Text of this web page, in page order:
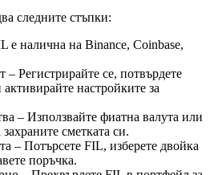
следните стъпки:
е налична на Binance, Coinbase,
– Регистрирайте се, потвърдете
настройките за
– Използвайте фиатна валута или
сметката си.
– Потърсете FIL, изберете двойка
поръчка.